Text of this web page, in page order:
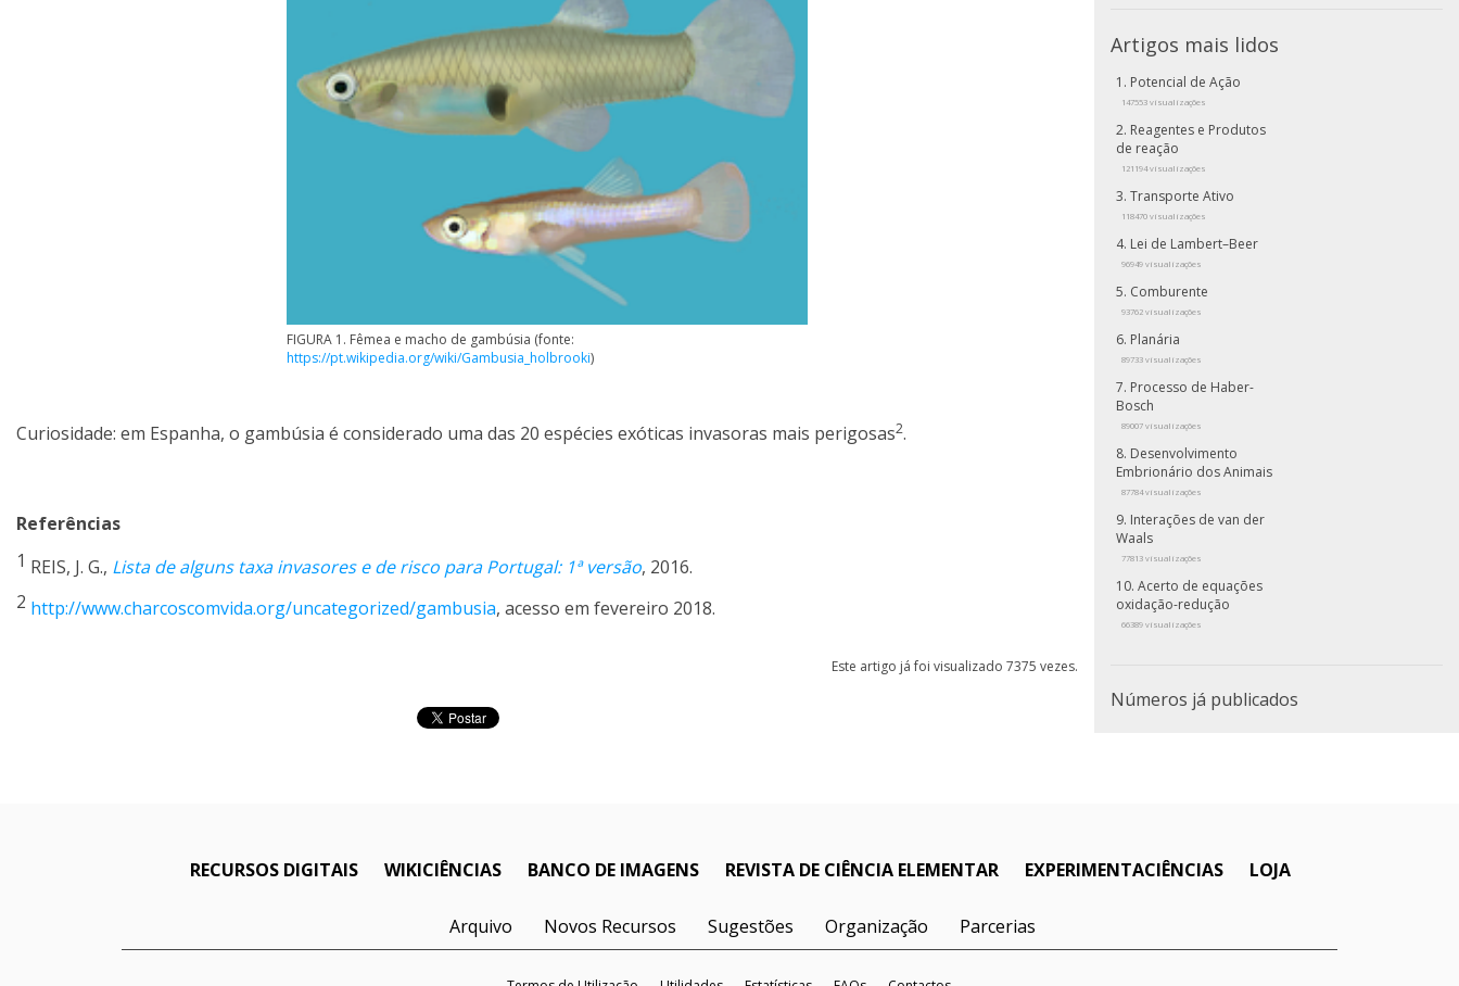
FIGURA 1. Fêmea e macho de gambúsia (fonte:
https://pt.wikipedia.org/wiki/Gambusia_holbrooki)
Curiosidade: em Espanha, o gambúsia é considerado uma das 20 espécies exóticas invasoras mais perigosas2.
Referências
1 REIS, J. G., Lista de alguns taxa invasores e de risco para Portugal: 1ª versão, 2016.
2 http://www.charcoscomvida.org/uncategorized/gambusia, acesso em fevereiro 2018.
Este artigo já foi visualizado 7375 vezes.
Artigos mais lidos
Potencial de Ação
147553 visualizações
Reagentes e Produtos
de reação
121194 visualizações
Transporte Ativo
118470 visualizações
Lei de Lambert–Beer
96949 visualizações
Comburente
93762 visualizações
Planária
89733 visualizações
Processo de Haber-
Bosch
89007 visualizações
Desenvolvimento
Embrionário dos Animais
87784 visualizações
Interações de van der
Waals
77813 visualizações
Acerto de equações
oxidação-redução
66389 visualizações
Números já publicados
RECURSOS DIGITAIS WIKICIÊNCIAS BANCO DE IMAGENS REVISTA DE CIÊNCIA ELEMENTAR EXPERIMENTACIÊNCIAS LOJA
Arquivo Novos Recursos Sugestões Organização Parcerias